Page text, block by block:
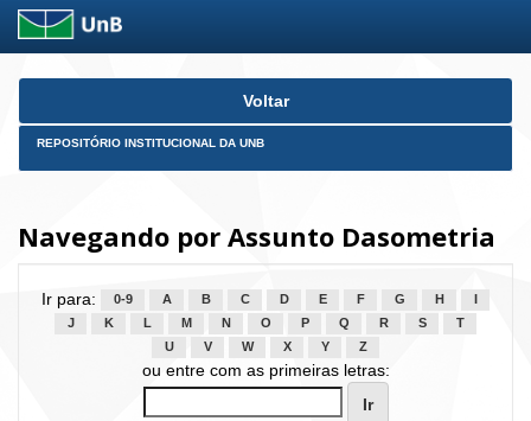
Skip
Voltar
REPOSITÓRIO INSTITUCIONAL DA UNB
Navegando por Assunto Dasometria
Ir para: 0-9 A B C D E F G H
J
K L M N O P Q R S
T
U
V W X Y Z
ou entre com as primeiras letras: